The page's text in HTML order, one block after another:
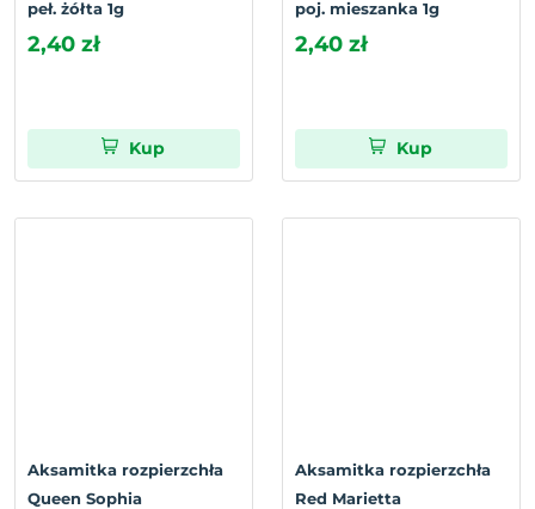
peł. żółta 1g
2,40 zł
Kup
poj. mieszanka 1g
2,40 zł
Kup
Aksamitka rozpierzchła
Queen Sophia
Aksamitka rozpierzchła
Red Marietta